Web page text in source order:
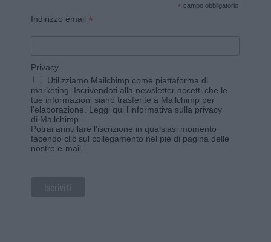
* campo obbligatorio
Indirizzo email *
Privacy
Utilizziamo Mailchimp come piattaforma di
marketing. Iscrivendoti alla newsletter accetti che le
tue informazioni siano trasferite a Mailchimp per
l'elaborazione. Leggi qui l'informativa sulla privacy
di Mailchimp
Potrai annullare l'iscrizione in qualsiasi momento
facendo clic sul collegamento nel piè di pagina delle
nostre e-mail.